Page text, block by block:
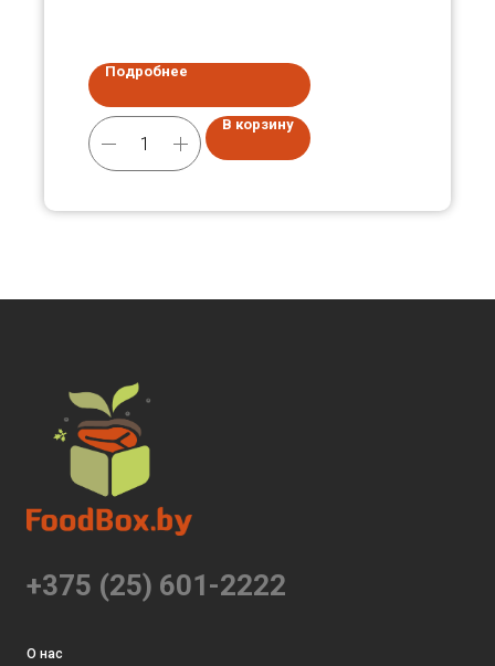
Подробнее
В корзину
+375 (25) 601-2222
О нас